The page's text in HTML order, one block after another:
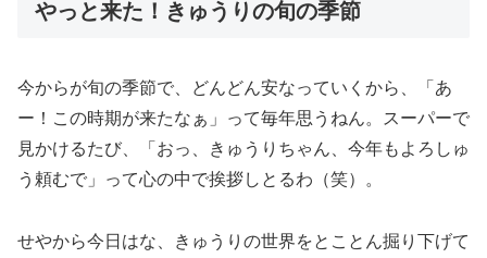
やっと来た！きゅうりの旬の季節
今からが旬の季節で、どんどん安なっていくから、「あ
ー！この時期が来たなぁ」って毎年思うねん。スーパーで
見かけるたび、「おっ、きゅうりちゃん、今年もよろしゅ
う頼むで」って心の中で挨拶しとるわ（笑）。
せやから今日はな、きゅうりの世界をとことん掘り下げて